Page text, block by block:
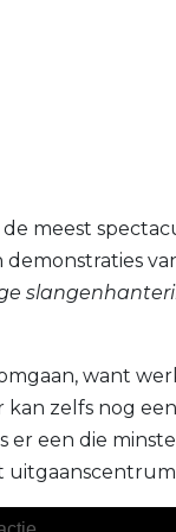
meest
want
zelfs nog
er een die